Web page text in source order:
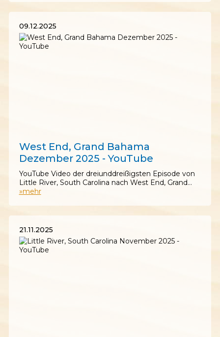
09.12.2025
West End, Grand Bahama
Dezember 2025 - YouTube
YouTube Video der dreiunddreißigsten Episode von
Little River, South Carolina nach West End, Grand…
»mehr
21.11.2025